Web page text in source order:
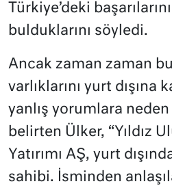
Türkiye’deki
bulduklarını söyledi.
Ancak zaman zaman
varlıklarını yurt dışına
yanlış yorumlara
belirten Ülker, “Yıldız
Yatırımı AŞ, yurt
sahibi. İsminden